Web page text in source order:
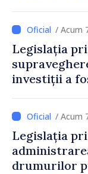
/ Acum
Legislația
investiții a
/ Acum
Legislația
drumurilor